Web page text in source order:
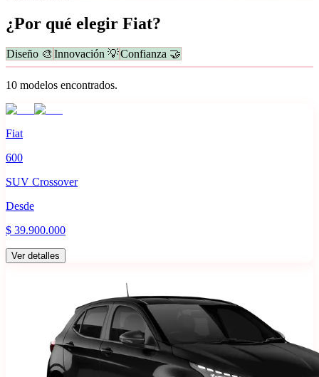
¿Por qué elegir Fiat?
Diseño 🎨 Innovación 💡Confianza 🤝
10 modelos encontrados.
Fiat
600
SUV Crossover
Desde
$ 39.900.000
Ver detalles